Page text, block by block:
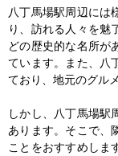
八丁馬場駅周辺には
り、訪れる人々を魅
どの歴史的な名所が
ています。また、八
ており、地元のグル
しかし、八丁馬場駅
あります。そこで、
ことをおすすめしま